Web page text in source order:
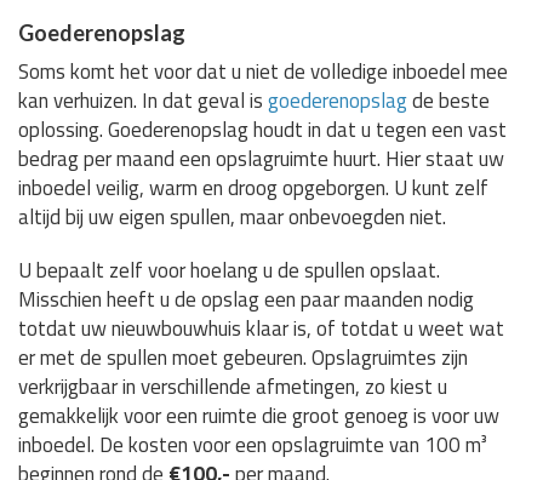
Goederenopslag
Soms komt het voor dat u niet de volledige inboedel mee
kan verhuizen. In dat geval isgoederenopslagde beste
oplossing. Goederenopslag houdt in dat u tegen een vast
bedrag per maand een opslagruimte huurt. Hier staat uw
inboedel veilig, warm en droog opgeborgen. U kunt zelf
altijd bij uw eigen spullen, maar onbevoegden niet.
U bepaalt zelf voor hoelang u de spullen opslaat.
Misschien heeft u de opslag een paar maanden nodig
totdat uw nieuwbouwhuis klaar is, of totdat u weet wat
er met de spullen moet gebeuren. Opslagruimtes zijn
verkrijgbaar in verschillende afmetingen, zo kiest u
gemakkelijk voor een ruimte die groot genoeg is voor uw
inboedel. De kosten voor een opslagruimte van 100 m³
beginnen rond de €100,-per maand.